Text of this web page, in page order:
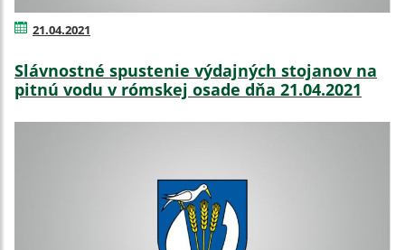
21.04.2021
Slávnostné spustenie výdajných stojanov na
pitnú vodu v rómskej osade dňa 21.04.2021